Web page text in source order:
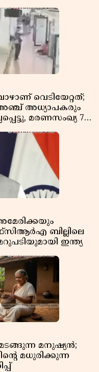
വെടിയേറ്റത്;
അധ്യാപകരും
മരണസംഖ്യ 7;
ബില്ലിലെ
ഇന്ത്യ
മടങ്ങുന്ന മനുഷ്യൻ;
മധുരിക്കുന്ന